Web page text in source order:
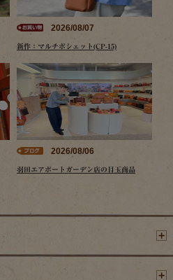
2026/08/07
新作：マルチポシェット(CP-15)
2026/08/06
羽田エアポートガーデン店の目玉商品